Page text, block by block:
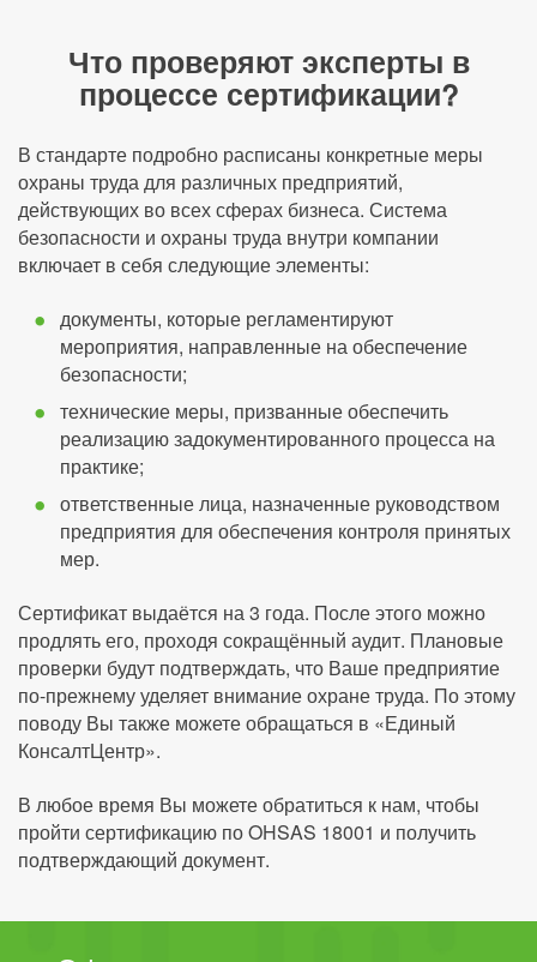
Что проверяют эксперты в
процессе сертификации?
В стандарте подробно расписаны конкретные меры
охраны труда для различных предприятий,
действующих во всех сферах бизнеса. Система
безопасности и охраны труда внутри компании
включает в себя следующие элементы:
документы, которые регламентируют
мероприятия, направленные на обеспечение
безопасности;
технические меры, призванные обеспечить
реализацию задокументированного процесса на
практике;
ответственные лица, назначенные руководством
предприятия для обеспечения контроля принятых
мер.
Сертификат выдаётся на 3 года. После этого можно
продлять его, проходя сокращённый аудит. Плановые
проверки будут подтверждать, что Ваше предприятие
по-прежнему уделяет внимание охране труда. По этому
поводу Вы также можете обращаться в «Единый
КонсалтЦентр».
В любое время Вы можете обратиться к нам, чтобы
пройти сертификацию по OHSAS 18001 и получить
подтверждающий документ.